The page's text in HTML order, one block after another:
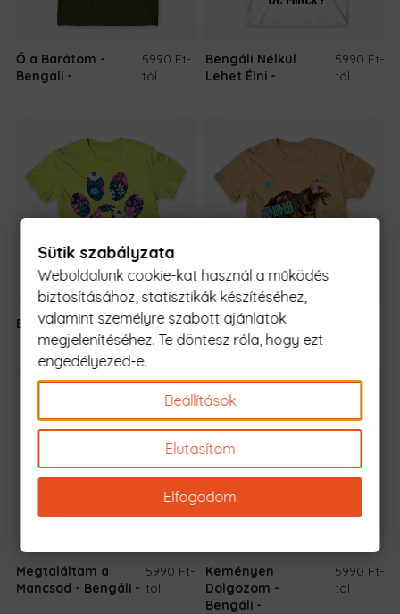
Ő a Barátom -
Bengáli
5990 Ft-
tól
Bengáli Nélkül
Lehet Élni
5990 Ft-
tól
Bengáli Gazdi 5990 Ft-tól Hhh - Bengáli
Megtaláltam a
Mancsod - Bengáli
5990 Ft-
tól
Keményen
Dolgozom -
Bengáli
5990 Ft-
tól
Sütik szabályzata
Weboldalunk cookie-kat használ a működés
biztosításához, statisztikák készítéséhez,
valamint személyre szabott ajánlatok
megjelenítéséhez. Te döntesz róla, hogy ezt
engedélyezed-e.
Beállítások
Elutasítom
Elfogadom